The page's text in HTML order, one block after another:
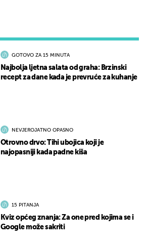
GOTOVO ZA 15 MINUTA
Najbolja ljetna salata od graha: Brzinski
recept za dane kada je prevruće za kuhanje
NEVJEROJATNO OPASNO
Otrovno drvo: Tihi ubojica koji je
najopasniji kada padne kiša
15 PITANJA
Kviz općeg znanja: Za one pred kojima se i
Google može sakriti